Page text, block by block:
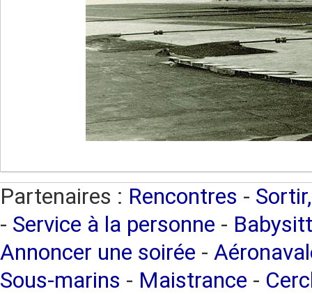
Partenaires : Rencontres -
- Service à la personne -
Annoncer une soirée -
Sous-marins - Maistrance -